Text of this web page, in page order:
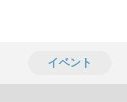
イベント